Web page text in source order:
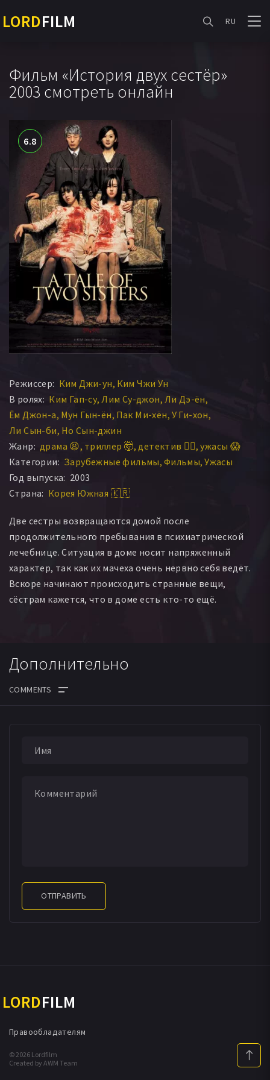
LORDFILM RU
Фильм «История двух сестёр»
2003 смотреть онлайн
6.8
Режиссер: Ким Джи-ун Ким Чжи Ун
В ролях: Ким Гап-су Лим Су-джон Ли Дэ-ён
Ём Джон-а Мун Гын-ён Пак Ми-хён У Ги-хон
Ли Сын-би Но Сын-джин
Жанр: драма 😫 триллер 🤯 детектив 🕵️‍♂️ ужасы 😱
Категории: Зарубежные фильмы Фильмы Ужасы
Год выпуска: 2003
Страна: Корея Южная 🇰🇷
Две сестры возвращаются домой после
продолжительного пребывания в психиатрической
лечебнице. Ситуация в доме носит напряженный
характер, так как их мачеха очень нервно себя ведёт.
Вскоре начинают происходить странные вещи,
сёстрам кажется, что в доме есть кто-то ещё.
Дополнительно
ОТПРАВИТЬ
LORDFILM
© 2026 Lordfilm
Created by AWM Team
Правообладателям